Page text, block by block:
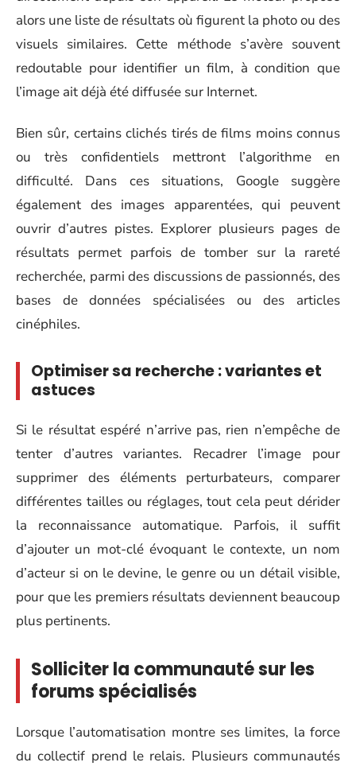
alors une liste de résultats où figurent la photo ou des
visuels similaires. Cette méthode s’avère souvent
redoutable pour identifier un film, à condition que
l’image ait déjà été diffusée sur Internet.
Bien sûr, certains clichés tirés de films moins connus
ou très confidentiels mettront l’algorithme en
difficulté. Dans ces situations, Google suggère
également des images apparentées, qui peuvent
ouvrir d’autres pistes. Explorer plusieurs pages de
résultats permet parfois de tomber sur la rareté
recherchée, parmi des discussions de passionnés, des
bases de données spécialisées ou des articles
cinéphiles.
Optimiser sa recherche : variantes et
astuces
Si le résultat espéré n’arrive pas, rien n’empêche de
tenter d’autres variantes. Recadrer l’image pour
supprimer des éléments perturbateurs, comparer
différentes tailles ou réglages, tout cela peut dérider
la reconnaissance automatique. Parfois, il suffit
d’ajouter un mot-clé évoquant le contexte, un nom
d’acteur si on le devine, le genre ou un détail visible,
pour que les premiers résultats deviennent beaucoup
plus pertinents.
Solliciter la communauté sur les
forums spécialisés
Lorsque l’automatisation montre ses limites, la force
du collectif prend le relais. Plusieurs communautés